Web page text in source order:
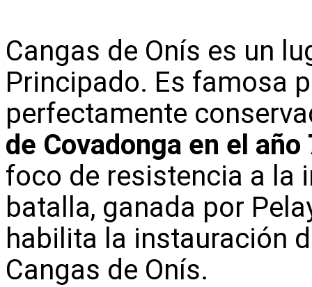
Cangas de Onís es un
Principado. Es famosa
perfectamente
de Covadonga en el año
foco de resistencia a la
batalla, ganada por
habilita la instauración
Cangas de Onís.